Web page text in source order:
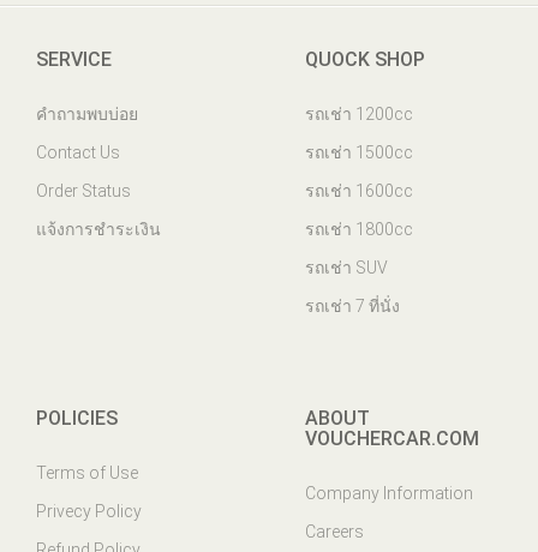
SERVICE
คำถามพบบ่อย
Contact Us
Order Status
แจ้งการชำระเงิน
QUOCK SHOP
รถเช่า 1200cc
รถเช่า 1500cc
รถเช่า 1600cc
รถเช่า 1800cc
รถเช่า SUV
รถเช่า 7 ที่นั่ง
POLICIES
Terms of Use
Privecy Policy
ABOUT
VOUCHERCAR.COM
Company Information
Careers